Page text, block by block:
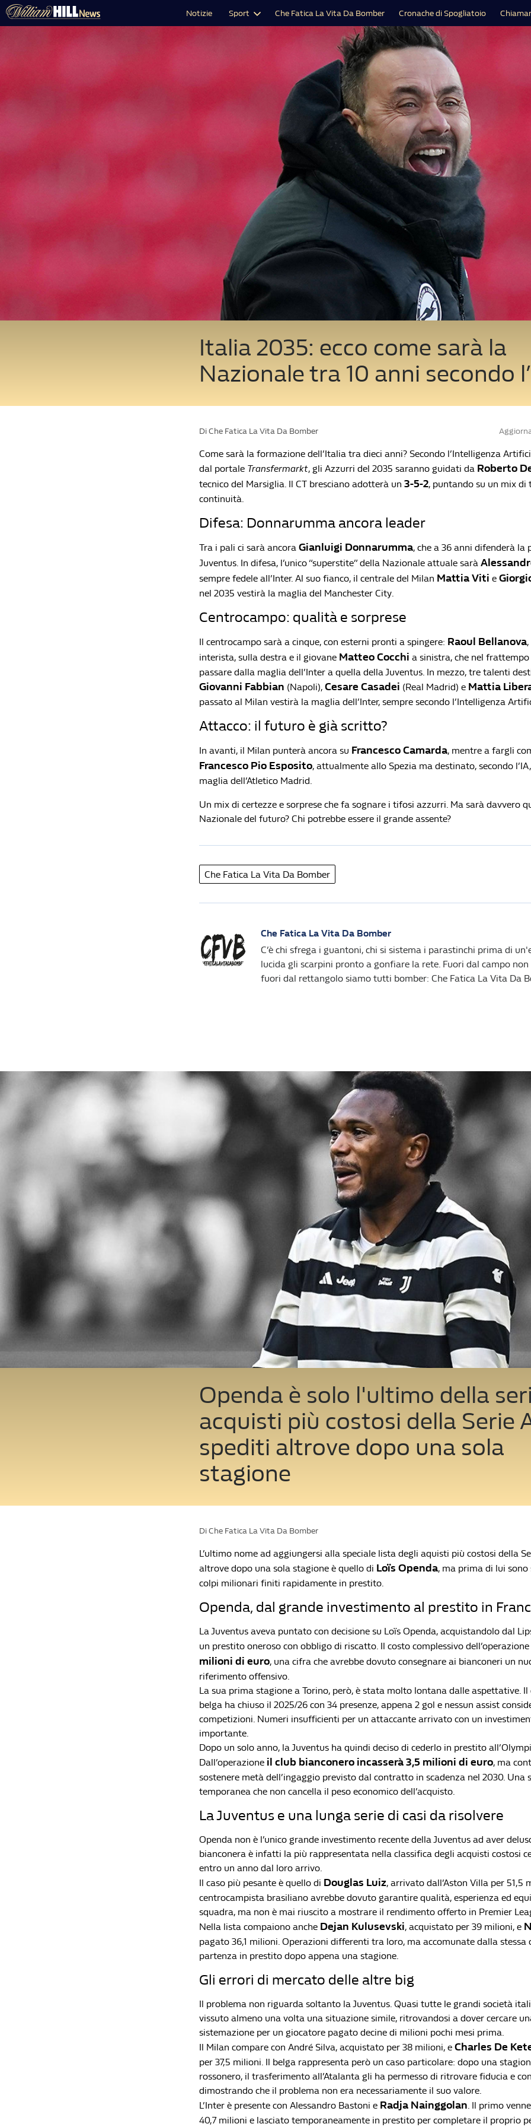
Notizie Sport Che Fatica La Vita Da Bomber Cronache di Spogliatoio
Italia 2035: ecco come sarà la
Nazionale tra 10 anni secondo
Di Che Fatica La Vita Da Bomber
Come sarà la formazione dell’Italia tra dieci anni? Secondo l’Intelligenza
dal portale Transfermarkt, gli Azzurri del 2035 saranno guidati da Roberto
tecnico del Marsiglia. Il CT bresciano adotterà un 3-5-2, puntando su un mix di
continuità.
Difesa: Donnarumma ancora leader
Tra i pali ci sarà ancora Gianluigi Donnarumma, che a 36 anni difenderà la
Juventus. In difesa, l’unico “superstite” della Nazionale attuale sarà
sempre fedele all’Inter. Al suo fianco, il centrale del Milan Mattia Viti e
nel 2035 vestirà la maglia del Manchester City.
Centrocampo: qualità e sorprese
Il centrocampo sarà a cinque, con esterni pronti a spingere: Raoul Bellanova
interista, sulla destra e il giovane Matteo Cocchi a sinistra, che nel
passare dalla maglia dell’Inter a quella della Juventus. In mezzo, tre talenti
Giovanni Fabbian (Napoli), Cesare Casadei (Real Madrid) e Mattia
passato al Milan vestirà la maglia dell’Inter, sempre secondo l’Intelligenza
Attacco: il futuro è già scritto?
In avanti, il Milan punterà ancora su Francesco Camarda, mentre a fargli
Francesco Pio Esposito, attualmente allo Spezia ma destinato, secondo
maglia dell’Atletico Madrid.
Un mix di certezze e sorprese che fa sognare i tifosi azzurri. Ma sarà davvero
Nazionale del futuro? Chi potrebbe essere il grande assente?
Che Fatica La Vita Da Bomber
Che Fatica La Vita Da Bomber
C’è chi sfrega i guantoni, chi si sistema i parastinchi prima di
lucida gli scarpini pronto a gonfiare la rete. Fuori dal campo non
fuori dal rettangolo siamo tutti bomber: Che Fatica La Vita Da
Openda è solo l'ultimo della
acquisti più costosi della Serie
spediti altrove dopo una sola
stagione
Di Che Fatica La Vita Da Bomber
L’ultimo nome ad aggiungersi alla speciale lista degli aquisti più costosi della
altrove dopo una sola stagione è quello di Loïs Openda, ma prima di lui
colpi milionari finiti rapidamente in prestito.
Openda, dal grande investimento al prestito in
La Juventus aveva puntato con decisione su Loïs Openda, acquistandolo dal
un prestito oneroso con obbligo di riscatto. Il costo complessivo
milioni di euro, una cifra che avrebbe dovuto consegnare ai bianconeri un
riferimento offensivo.
La sua prima stagione a Torino, però, è stata molto lontana dalle aspettative.
belga ha chiuso il 2025/26 con 34 presenze, appena 2 gol e nessun assist
competizioni. Numeri insufficienti per un attaccante arrivato con un
importante.
Dopo un solo anno, la Juventus ha quindi deciso di cederlo in prestito
Dall’operazione il club bianconero incasserà 3,5 milioni di euro, ma
sostenere metà dell’ingaggio previsto dal contratto in scadenza nel 2030. Una
temporanea che non cancella il peso economico dell’acquisto.
La Juventus e una lunga serie di casi da risolvere
Openda non è l’unico grande investimento recente della Juventus ad aver
bianconera è infatti la più rappresentata nella classifica degli acquisti costosi
entro un anno dal loro arrivo.
Il caso più pesante è quello di Douglas Luiz, arrivato dall’Aston Villa per 51,5
centrocampista brasiliano avrebbe dovuto garantire qualità, esperienza ed
squadra, ma non è mai riuscito a mostrare il rendimento offerto in Premier
Nella lista compaiono anche Dejan Kulusevski, acquistato per 39 milioni, e
pagato 36,1 milioni. Operazioni differenti tra loro, ma accomunate dalla stessa
partenza in prestito dopo appena una stagione.
Gli errori di mercato delle altre big
Il problema non riguarda soltanto la Juventus. Quasi tutte le grandi società
vissuto almeno una volta una situazione simile, ritrovandosi a dover cercare
sistemazione per un giocatore pagato decine di milioni pochi mesi prima.
Il Milan compare con André Silva, acquistato per 38 milioni, e Charles De
per 37,5 milioni. Il belga rappresenta però un caso particolare: dopo una
rossonero, il trasferimento all’Atalanta gli ha permesso di ritrovare fiducia e
dimostrando che il problema non era necessariamente il suo valore.
L’Inter è presente con Alessandro Bastoni e Radja Nainggolan. Il primo
40,7 milioni e lasciato temporaneamente in prestito per completare il proprio